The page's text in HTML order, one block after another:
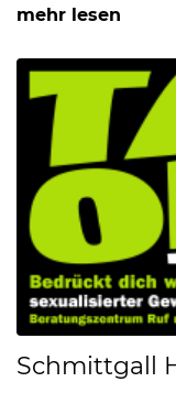
mehr lesen
Schmittgall